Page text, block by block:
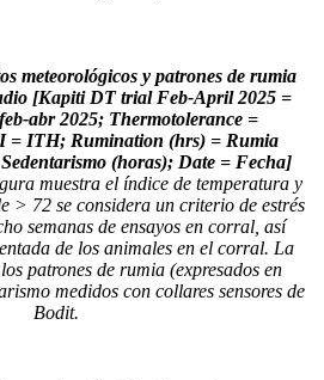
meteorológicos y patrones de rumia
[Kapiti DT trial Feb-April 2025 =
abr 2025; Thermotolerance =
= ITH; Rumination (hrs) = Rumia
(horas); Date = Fecha]
muestra el índice de temperatura y
> 72 se considera un criterio de estrés
semanas de ensayos en corral, así
de los animales en el corral. La
patrones de rumia (expresados en
medidos con collares sensores de
Bodit.